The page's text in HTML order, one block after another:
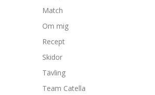
Match
Om mig
Recept
Skidor
Tävling
Team Catella